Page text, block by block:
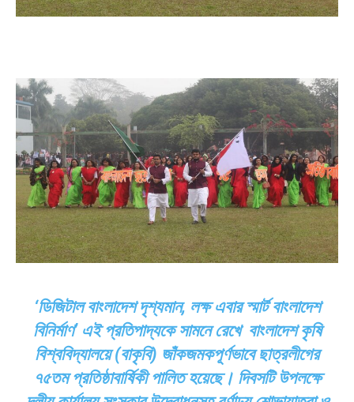
‘ডিজিটাল বাংলাদেশ দৃশ্যমান, লক্ষ এবার স্মার্ট বাংলাদেশ
বিনির্মাণ’ এই প্রতিপাদ্যকে সামনে রেখে বাংলাদেশ কৃষি
বিশ্ববিদ্যালয়ে (বাকৃবি) জাঁকজমকপূর্ণভাবে ছাত্রলীগের
৭৫তম প্রতিষ্ঠাবার্ষিকী পালিত হয়েছে। দিবসটি উপলক্ষে